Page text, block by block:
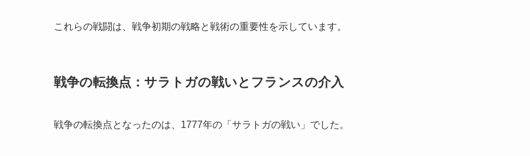
これらの戦闘は、戦争初期の戦略と戦術の重要性を示しています。
戦争の転換点：サラトガの戦いとフランスの介入
戦争の転換点となったのは、1777年の「サラトガの戦い」でした。